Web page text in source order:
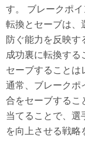
す。 ブレークポ
転換とセーブは、
防ぐ能力を反映す
成功裏に転換する
セーブすることは
通常、ブレーク
合をセーブするこ
当てることで、選
を向上させる戦